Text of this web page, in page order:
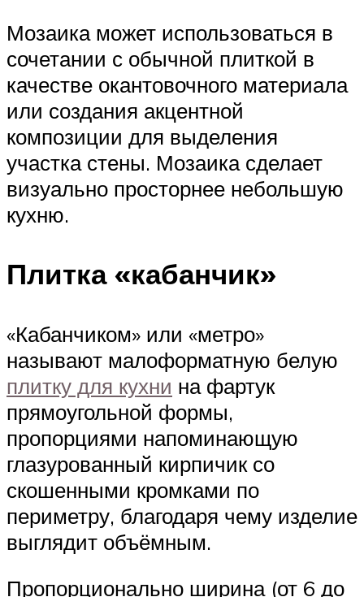
Мозаика может использоваться в
сочетании с обычной плиткой в
качестве окантовочного материала
или создания акцентной
композиции для выделения
участка стены. Мозаика сделает
визуально просторнее небольшую
кухню.
Плитка «кабанчик»
«Кабанчиком» или «метро»
называют малоформатную белую
плитку для кухни на фартук
прямоугольной формы,
пропорциями напоминающую
глазурованный кирпичик со
скошенными кромками по
периметру, благодаря чему изделие
выглядит объёмным.
Пропорционально ширина (от 6 до